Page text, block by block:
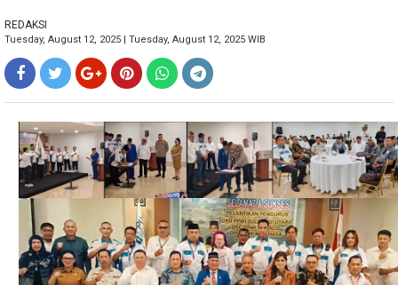
REDAKSI
Tuesday, August 12, 2025 | Tuesday, August 12, 2025 WIB